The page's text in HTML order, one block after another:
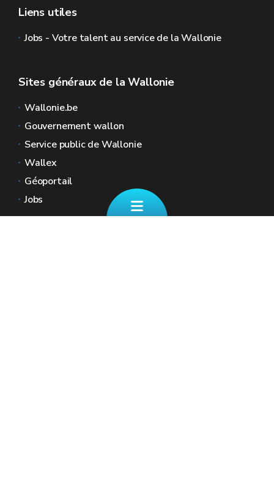
Liens utiles
Jobs - Votre talent au service de la Wallonie
Sites généraux de la Wallonie
Wallonie.be
Gouvernement wallon
Service public de Wallonie
Wallex
Géoportail
Jobs